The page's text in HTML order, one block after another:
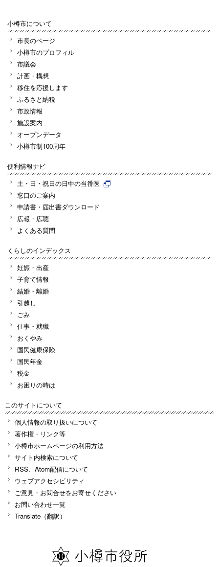
小樽市について
市長のページ
小樽市のプロフィル
市議会
計画・構想
移住を応援します
ふるさと納税
市政情報
施設案内
オープンデータ
小樽市制100周年
便利情報ナビ
土・日・祝日の日中の当番医
窓口のご案内
申請書・届出書ダウンロード
広報・広聴
よくある質問
くらしのインデックス
妊娠・出産
子育て情報
結婚・離婚
引越し
ごみ
仕事・就職
おくやみ
国民健康保険
国民年金
税金
お困りの時は
このサイトについて
個人情報の取り扱いについて
著作権・リンク等
小樽市ホームページの利用方法
サイト内検索について
RSS、Atom配信について
ウェブアクセシビリティ
ご意見・お問合せをお寄せください
お問い合わせ一覧
Translate（翻訳）